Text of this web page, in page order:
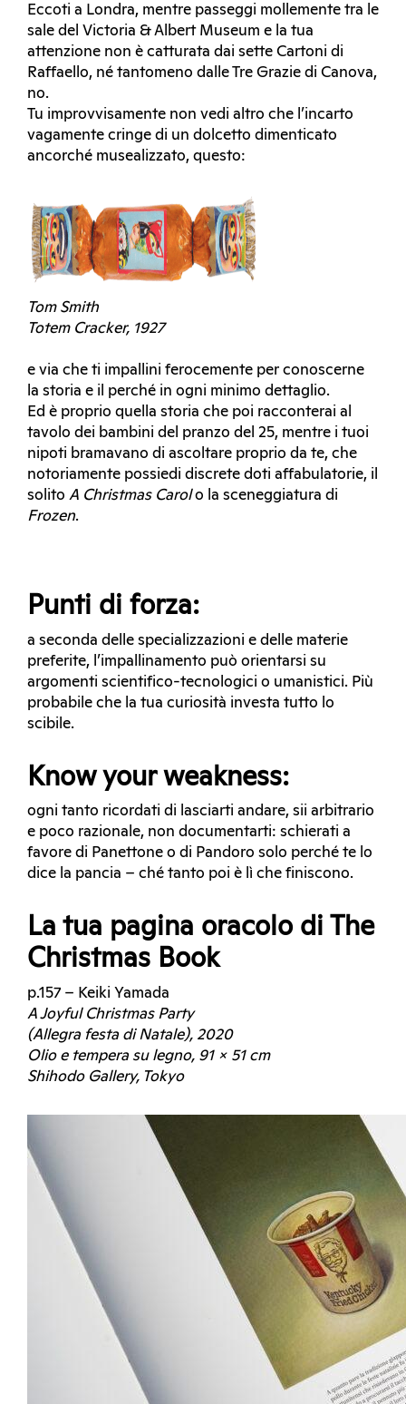
Eccoti a Londra, mentre passeggi mollemente tra le
sale del Victoria & Albert Museum e la tua
attenzione non è catturata dai sette Cartoni di
Raffaello, né tantomeno dalle Tre Grazie di Canova,
no.
Tu improvvisamente non vedi altro che l’incarto
vagamente cringe di un dolcetto dimenticato
ancorché musealizzato, questo:
Tom Smith
Totem Cracker, 1927
e via che ti impallini ferocemente per conoscerne
la storia e il perché in ogni minimo dettaglio.
Ed è proprio quella storia che poi racconterai al
tavolo dei bambini del pranzo del 25, mentre i tuoi
nipoti bramavano di ascoltare proprio da te, che
notoriamente possiedi discrete doti affabulatorie, il
solito A Christmas Carolo la sceneggiatura di
Frozen.
Punti di forza:
a seconda delle specializzazioni e delle materie
preferite, l’impallinamento può orientarsi su
argomenti scientifico-tecnologici o umanistici. Più
probabile che la tua curiosità investa tutto lo
scibile.
Know your weakness:
ogni tanto ricordati di lasciarti andare, sii arbitrario
e poco razionale, non documentarti: schierati a
favore di Panettone o di Pandoro solo perché te lo
dice la pancia – ché tanto poi è lì che finiscono.
La tua pagina oracolo di The
Christmas Book
p.157 – Keiki Yamada
A Joyful Christmas Party
(Allegra festa di Natale), 2020
Olio e tempera su legno, 91 × 51 cm
Shihodo Gallery, Tokyo